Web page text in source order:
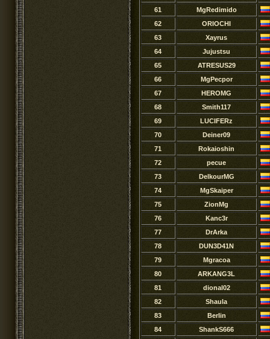
61
MgRedimido
62
ORIOCHI
63
Xayrus
64
Jujustsu
65
ATRESUS29
66
MgPecpor
67
HEROMG
68
Smith117
69
LUCIFERz
70
Deiner09
71
Rokaioshin
72
pecue
73
DelkourMG
74
MgSkaiper
75
ZionMg
76
Kanc3r
77
DrArka
78
DUN3D41N
79
Mgracoa
80
ARKANG3L
81
dional02
82
Shaula
83
BerIin
84
ShankS666